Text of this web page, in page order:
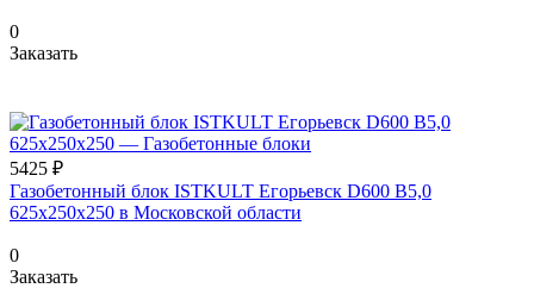
0
Заказать
5425 ₽
Газобетонный блок ISTKULT Егорьевск D600 B5,0
625x250x250 в Московской области
0
Заказать